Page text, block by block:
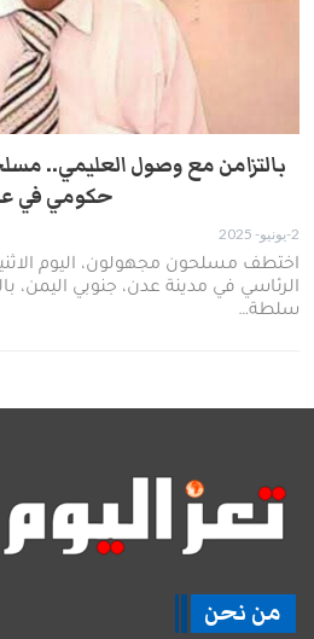
بالتزامن مع وصول العليمي..
حكومي في
2-يونيو- 2025
اختطف مسلحون مجهولون، اليوم
الرئاسي في مدينة عدن، جنوبي
سلطة…
من نحن